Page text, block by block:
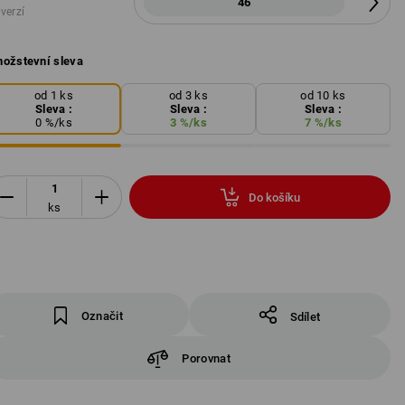
sleva
od 1 ks
Sleva :
0 %/ks
od 3 ks
Sleva :
3 %/ks
od 10 ks
Sleva :
7 %/ks
ks
Do košíku
Označit Sdílet
Porovnat